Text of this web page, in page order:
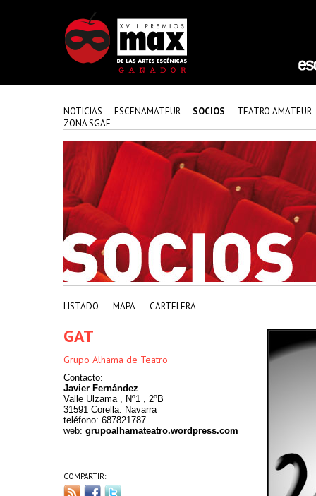
NOTICIAS ESCENAMATEUR SOCIOS
TEATRO AMATEUR
ZONA SGAE
LISTADO MAPA CARTELERA
GAT
Grupo Alhama de Teatro
Contacto:
Javier Fernández
Valle Ulzama , Nº1 , 2ºB
31591 Corella. Navarra
teléfono: 687821787
web: grupoalhamateatro.wordpress.com
COMPARTIR: